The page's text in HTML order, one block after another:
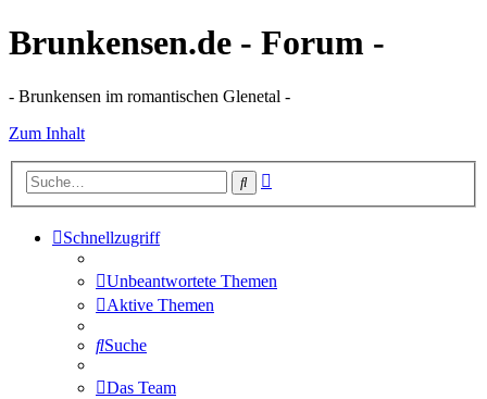
Brunkensen.de - Forum -
- Brunkensen im romantischen Glenetal -
Zum Inhalt
Suche
Schnellzugriff
Unbeantwortete Themen
Aktive Themen
Suche
Das Team